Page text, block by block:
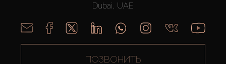
Dubai, UAE
ПОЗВОНИТЬ